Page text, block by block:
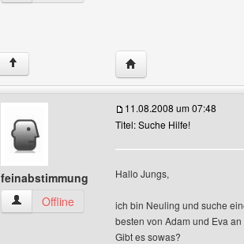
↑ Website dieses
feinabstimmung
feinabstimmung Benutzer-Profile anzeigen
Offline
11.08.2008 um 07:48
Titel: Suche Hilfe!
Hallo Jungs,
ich bin Neuling und suche
besten von Adam und Eva
Gibt es sowas?